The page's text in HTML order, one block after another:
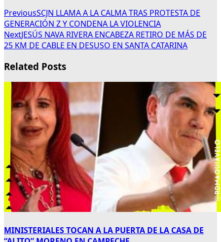
PreviousSCJN LLAMA A LA CALMA TRAS PROTESTA DE
GENERACIÓN Z Y CONDENA LA VIOLENCIA
NextJESÚS NAVA RIVERA ENCABEZA RETIRO DE MÁS DE
25 KM DE CABLE EN DESUSO EN SANTA CATARINA
Related Posts
MINISTERIALES TOCAN A LA PUERTA DE LA CASA DE